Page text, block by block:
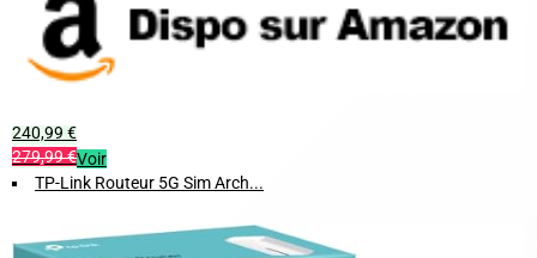
240,99 €
279,99 €Voir
TP-Link Routeur 5G Sim Arch...